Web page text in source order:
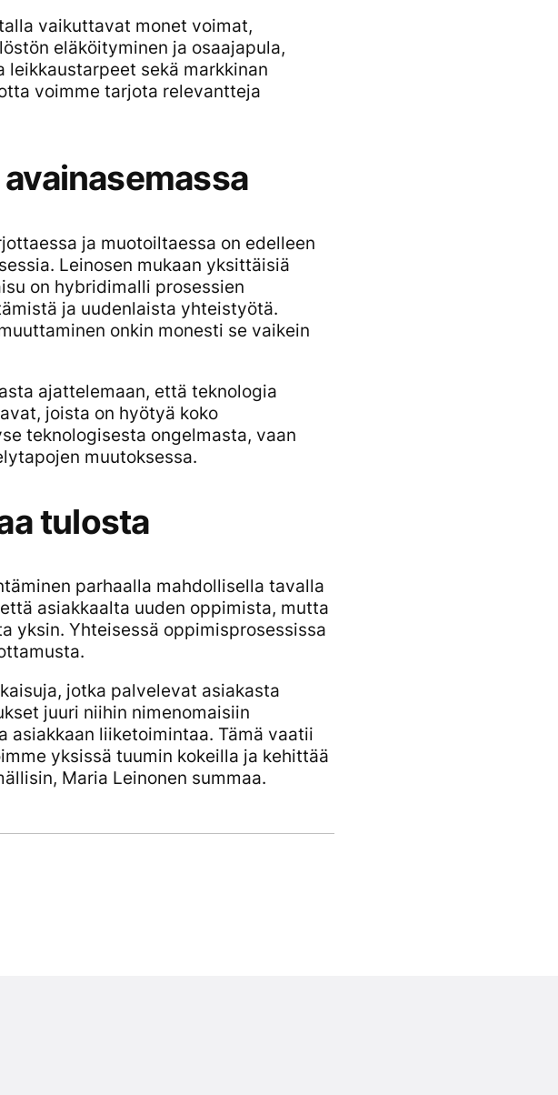
vaikuttavat monet voimat,
eläköityminen ja osaajapula,
sekä markkinan
voimme tarjota relevantteja
ja muotoiltaessa on edelleen
Leinosen mukaan yksittäisiä
on hybridimalli prosessien
ja uudenlaista yhteistyötä.
onkin monesti se vaikein
ajattelemaan, että teknologia
joista on hyötyä koko
teknologisesta ongelmasta, vaan
muutoksessa.
tulosta
parhaalla mahdollisella tavalla
asiakkaalta uuden oppimista, mutta
yksin. Yhteisessä oppimisprosessissa
jotka palvelevat asiakasta
juuri niihin nimenomaisiin
asiakkaan liiketoimintaa. Tämä vaatii
yksissä tuumin kokeilla ja kehittää
Maria Leinonen summaa.